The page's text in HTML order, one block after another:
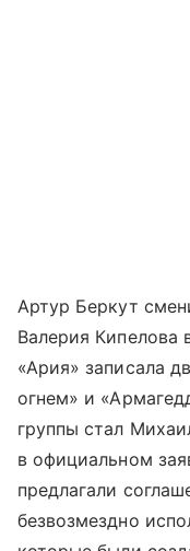
Артур Беркут
Валерия Кипелова
«Ария» записала
огнем» и
группы стал
в официальном
предлагали
безвозмездно